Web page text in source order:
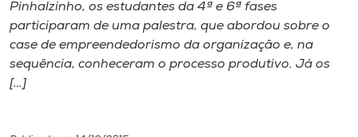
I.nova
Diplomados
Pinhalzinho, os estudantes da 4ª e 6ª fases
participaram de uma palestra, que abordou sobre o
case de empreendedorismo da organização e, na
sequência, conheceram o processo produtivo. Já os
[…]